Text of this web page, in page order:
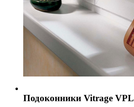
Подоконники Vitrage VPL